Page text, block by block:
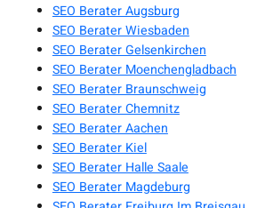
SEO Berater Augsburg
SEO Berater Wiesbaden
SEO Berater Gelsenkirchen
SEO Berater Moenchengladbach
SEO Berater Braunschweig
SEO Berater Chemnitz
SEO Berater Aachen
SEO Berater Kiel
SEO Berater Halle Saale
SEO Berater Magdeburg